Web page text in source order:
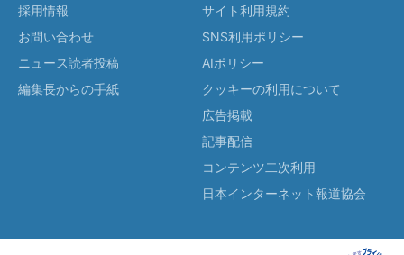
採用情報
お問い合わせ
ニュース読者投稿
編集長からの手紙
サイト利用規約
SNS利用ポリシー
AIポリシー
クッキーの利用について
広告掲載
記事配信
コンテンツ二次利用
日本インターネット報道協会